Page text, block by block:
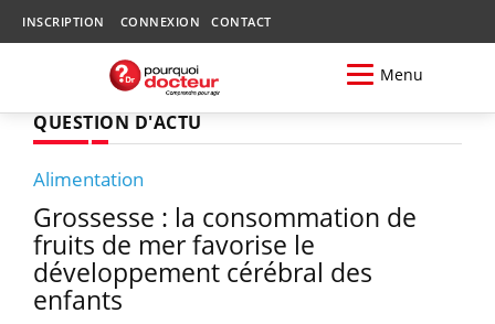
INSCRIPTION CONNEXION CONTACT
Menu
QUESTION D'ACTU
Alimentation
Grossesse : la consommation de
fruits de mer favorise le
développement cérébral des
enfants